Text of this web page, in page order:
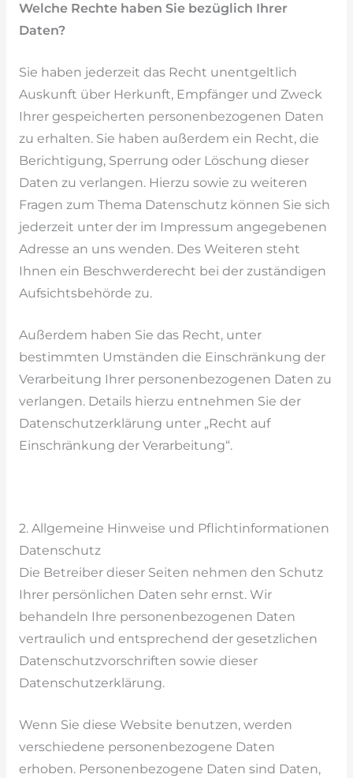
Welche Rechte haben Sie bezüglich Ihrer
Daten?
Sie haben jederzeit das Recht unentgeltlich
Auskunft über Herkunft, Empfänger und Zweck
Ihrer gespeicherten personenbezogenen Daten
zu erhalten. Sie haben außerdem ein Recht, die
Berichtigung, Sperrung oder Löschung dieser
Daten zu verlangen. Hierzu sowie zu weiteren
Fragen zum Thema Datenschutz können Sie sich
jederzeit unter der im Impressum angegebenen
Adresse an uns wenden. Des Weiteren steht
Ihnen ein Beschwerderecht bei der zuständigen
Aufsichtsbehörde zu.
Außerdem haben Sie das Recht, unter
bestimmten Umständen die Einschränkung der
Verarbeitung Ihrer personenbezogenen Daten zu
verlangen. Details hierzu entnehmen Sie der
Datenschutzerklärung unter „Recht auf
Einschränkung der Verarbeitung“.
2. Allgemeine Hinweise und Pflichtinformationen
Datenschutz
Die Betreiber dieser Seiten nehmen den Schutz
Ihrer persönlichen Daten sehr ernst. Wir
behandeln Ihre personenbezogenen Daten
vertraulich und entsprechend der gesetzlichen
Datenschutzvorschriften sowie dieser
Datenschutzerklärung.
Wenn Sie diese Website benutzen, werden
verschiedene personenbezogene Daten
erhoben. Personenbezogene Daten sind Daten,